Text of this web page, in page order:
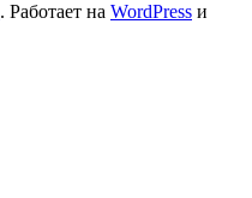
. Работает на WordPress и